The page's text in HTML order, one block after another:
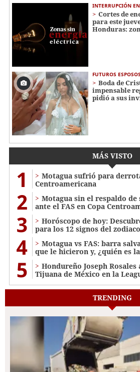
INTERRUPCIÓN
Cortes de
para este
Honduras:
FUTUROS ESPOSOS
Boda de
impensable
pidió a sus
MÁS VISTO
1
Motagua sufrió para
Centroamericana
2
Motagua sin el respaldo
ante el FAS en Copa
3
Horóscopo de hoy:
para los 12 signos del zodiaco
4
Motagua vs FAS: barra
que le hicieron y, ¿quién es
5
Hondureño Joseph
Tijuana de México en la
TRENDING